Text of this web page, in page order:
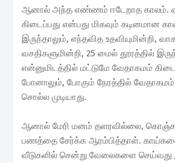
ஆனால் அந்த எண்ணம் ஈடேறாத காலம்.
கிடைப்பது என்பது மிகவும் கடினமான
இருந்தாலும், எந்தவித உதவியுமின்றி,
வசதிகளுமின்றி, 25 மைல் தூரத்தில்
என்னுமிடத்தில் மட்டுமே வேதாகமம்
போனாலும், போகும் நேரத்தில் வேதாகமம்
சொல்ல முடியாது.
ஆனால் மேரி மனம் தளரவில்லை,
பணத்தை சேர்க்க ஆரம்பித்தாள்.
வீடுகளில் சென்று வேலைகளை செய்வது